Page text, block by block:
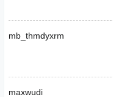
mb_thmdyxrm
maxwudi